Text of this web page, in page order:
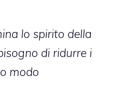
lo spirito della
di ridurre i
modo